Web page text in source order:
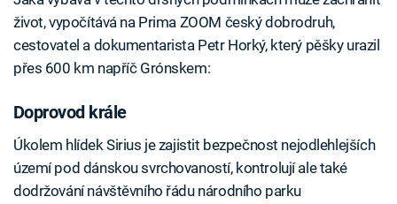
život, vypočítává na Prima ZOOM český dobrodruh,
cestovatel a dokumentarista Petr Horký, který pěšky urazil
přes 600 km napříč Grónskem:
Doprovod krále
Úkolem hlídek Sirius je zajistit bezpečnost nejodlehlejších
území pod dánskou svrchovaností, kontrolují ale také
dodržování návštěvního řádu národního parku